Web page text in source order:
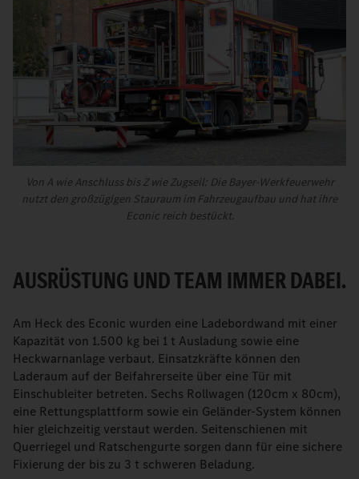
Von A wie Anschluss bis Z wie Zugseil: Die Bayer-Werkfeuerwehr
nutzt den großzügigen Stauraum im Fahrzeugaufbau und hat ihre
Econic reich bestückt.
AUSRÜSTUNG UND TEAM IMMER DABEI.
Am Heck des Econic wurden eine Ladebordwand mit einer
Kapazität von 1.500 kg bei 1 t Ausladung sowie eine
Heckwarnanlage verbaut. Einsatzkräfte können den
Laderaum auf der Beifahrerseite über eine Tür mit
Einschubleiter betreten. Sechs Rollwagen (120cm x 80cm),
eine Rettungsplattform sowie ein Geländer-System können
hier gleichzeitig verstaut werden. Seitenschienen mit
Querriegel und Ratschengurte sorgen dann für eine sichere
Fixierung der bis zu 3 t schweren Beladung.